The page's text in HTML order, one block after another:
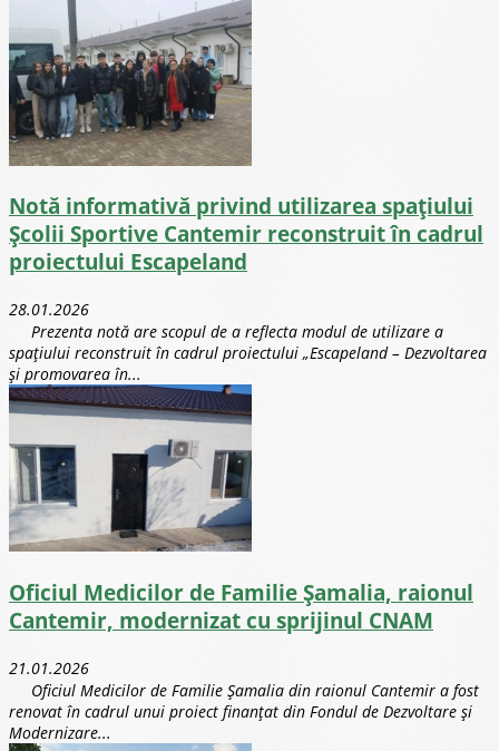
Notă informativă privind utilizarea spațiului
Școlii Sportive Cantemir reconstruit în cadrul
proiectului Escapeland
28.01.2026
Prezenta notă are scopul de a reflecta modul de utilizare a
spațiului reconstruit în cadrul proiectului „Escapeland – Dezvoltarea
și promovarea în...
Oficiul Medicilor de Familie Șamalia, raionul
Cantemir, modernizat cu sprijinul CNAM
21.01.2026
Oficiul Medicilor de Familie Șamalia din raionul Cantemir a fost
renovat în cadrul unui proiect finanțat din Fondul de Dezvoltare și
Modernizare...